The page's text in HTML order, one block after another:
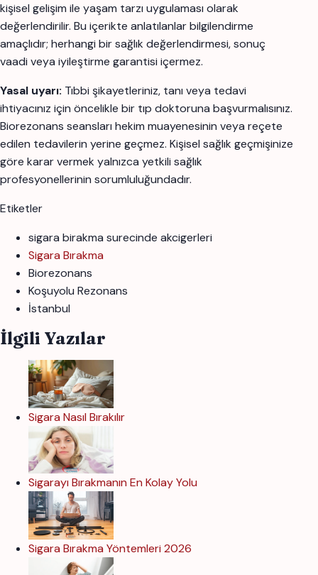
kişisel gelişim ile yaşam tarzı uygulaması olarak
değerlendirilir. Bu içerikte anlatılanlar bilgilendirme
amaçlıdır; herhangi bir sağlık değerlendirmesi, sonuç
vaadi veya iyileştirme garantisi içermez.
Yasal uyarı: Tıbbi şikayetleriniz, tanı veya tedavi
ihtiyacınız için öncelikle bir tıp doktoruna başvurmalısınız.
Biorezonans seansları hekim muayenesinin veya reçete
edilen tedavilerin yerine geçmez. Kişisel sağlık geçmişinize
göre karar vermek yalnızca yetkili sağlık
profesyonellerinin sorumluluğundadır.
Etiketler
sigara birakma surecinde akcigerleri
Sigara Bırakma
Biorezonans
Koşuyolu Rezonans
İstanbul
İlgili Yazılar
Sigara Nasıl Bırakılır
Sigarayı Bırakmanın En Kolay Yolu
Sigara Bırakma Yöntemleri 2026